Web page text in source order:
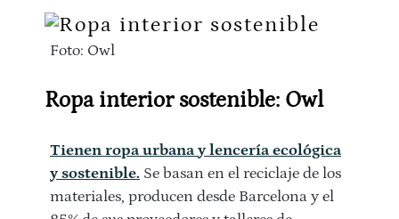
Foto: Owl
Ropa interior sostenible: Owl
Tienen ropa urbana y lencería ecológica
y sostenible. Se basan en el reciclaje de los
materiales, producen desde Barcelona y el